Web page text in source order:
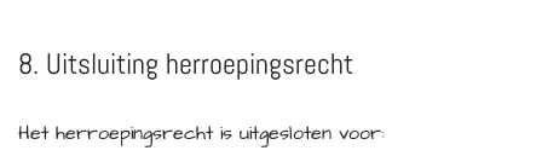
8. Uitsluiting herroepingsrecht
Het herroepingsrecht is uitgesloten voor: